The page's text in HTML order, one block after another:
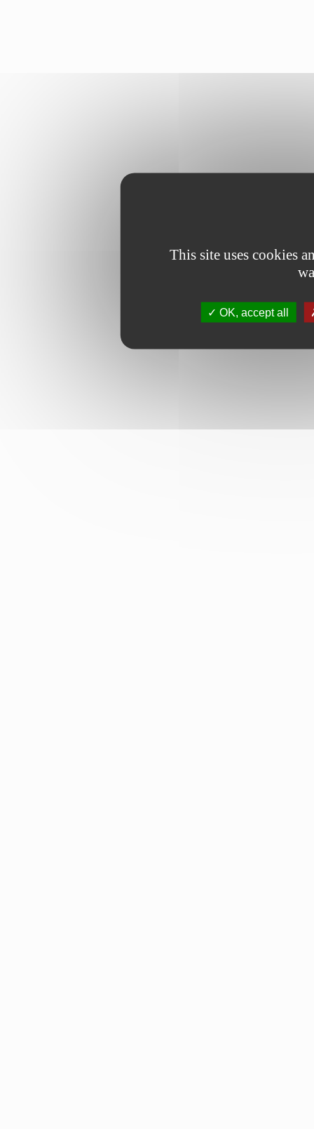
This site uses cookies
OK, accept all